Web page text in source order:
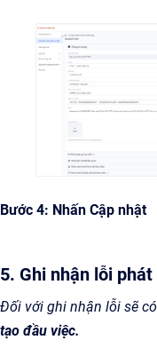
Bước 4: Nhấn Cập nhật
5. Ghi nhận lỗi
Đối với ghi nhận lỗi sẽ
tạo đầu việc.